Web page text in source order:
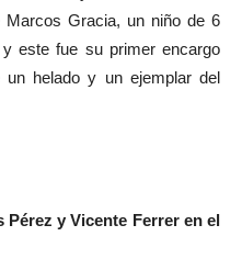
Gracia, un niño de 6
este fue su primer encargo
un helado y un ejemplar del
y Vicente Ferrer en el